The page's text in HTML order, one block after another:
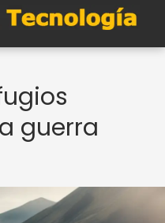
guerra